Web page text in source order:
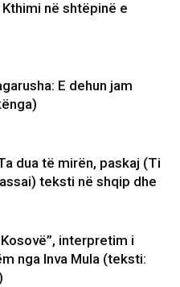
në shtëpinë e
E dehun jam
dua të mirën, paskaj (Ti
teksti në shqip dhe
interpretim i
nga Inva Mula (teksti: